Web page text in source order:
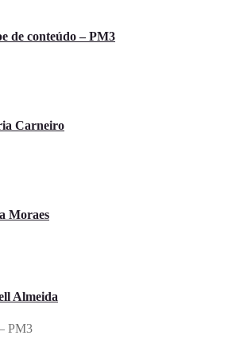
de conteúdo – PM3
Carneiro
Moraes
Almeida
PM3